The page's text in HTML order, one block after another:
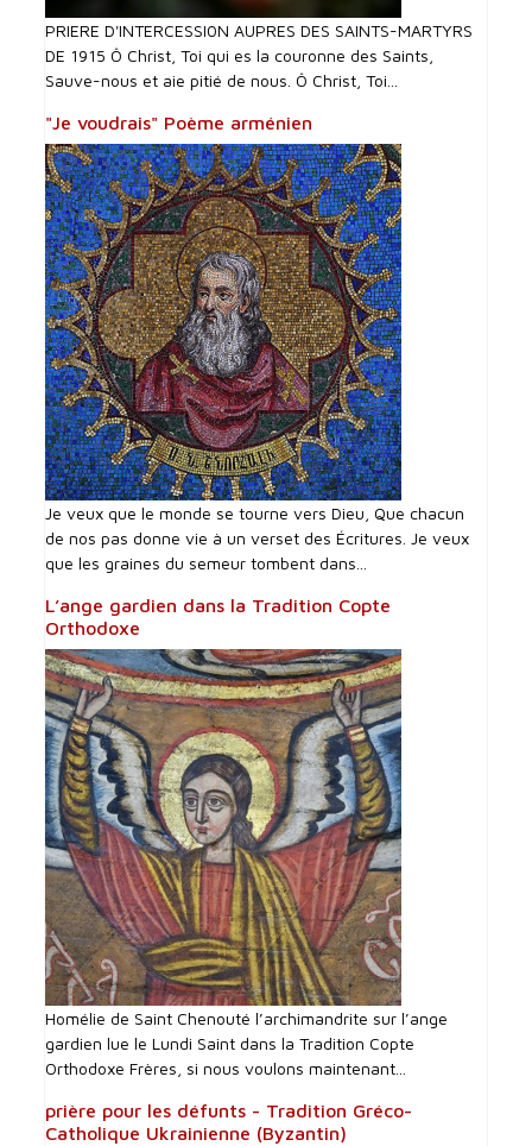
PRIERE D'INTERCESSI0N AUPRES DES SAINTS-MARTYRS
DE 1915 Ô Christ, Toi qui es la couronne des Saints,
Sauve-nous et aie pitié de nous. Ô Christ, Toi...
"Je voudrais" Poème arménien
Je veux que le monde se tourne vers Dieu, Que chacun
de nos pas donne vie à un verset des Écritures. Je veux
que les graines du semeur tombent dans...
L’ange gardien dans la Tradition Copte
Orthodoxe
Homélie de Saint Chenouté l’archimandrite sur l’ange
gardien lue le Lundi Saint dans la Tradition Copte
Orthodoxe Frères, si nous voulons maintenant...
prière pour les défunts - Tradition Gréco-
Catholique Ukrainienne (Byzantin)